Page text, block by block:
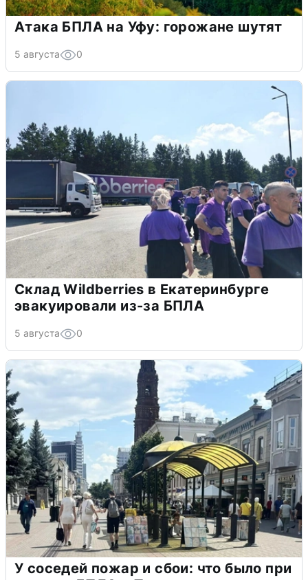
Атака БПЛА на Уфу: горожане шутят
5 августа 0
Склад Wildberries в Екатеринбурге
эвакуировали из-за БПЛА
5 августа 0
У соседей пожар и сбои: что было при